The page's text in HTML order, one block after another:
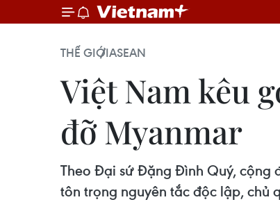
THẾ GIỚIASEAN
Việt Nam kêu
đỡ Myanmar
Theo Đại sứ Đặng Đình Quý, cộng
tôn trọng nguyên tắc độc lập, chủ